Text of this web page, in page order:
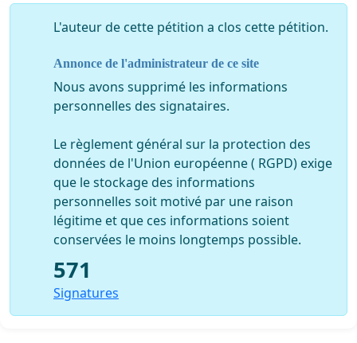
L'auteur de cette pétition a clos cette pétition.
Annonce de l'administrateur de ce site
Nous avons supprimé les informations
personnelles des signataires.
Le règlement général sur la protection des
données de l'Union européenne ( RGPD) exige
que le stockage des informations
personnelles soit motivé par une raison
légitime et que ces informations soient
conservées le moins longtemps possible.
571
Signatures